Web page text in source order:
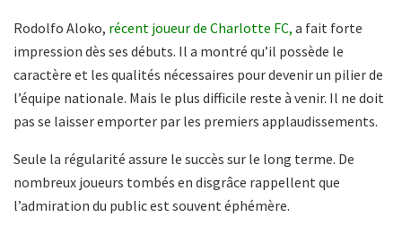
Rodolfo Aloko, récent joueur de Charlotte FC, a fait forte
impression dès ses débuts. Il a montré qu’il possède le
caractère et les qualités nécessaires pour devenir un pilier de
l’équipe nationale. Mais le plus difficile reste à venir. Il ne doit
pas se laisser emporter par les premiers applaudissements.
Seule la régularité assure le succès sur le long terme. De
nombreux joueurs tombés en disgrâce rappellent que
l’admiration du public est souvent éphémère.